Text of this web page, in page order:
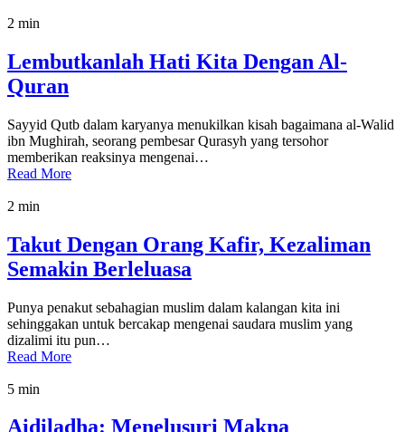
2 min
Lembutkanlah Hati Kita Dengan Al-
Quran
Sayyid Qutb dalam karyanya menukilkan kisah bagaimana al-Walid
ibn Mughirah, seorang pembesar Qurasyh yang tersohor
memberikan reaksinya mengenai…
Read More
2 min
Takut Dengan Orang Kafir, Kezaliman
Semakin Berleluasa
Punya penakut sebahagian muslim dalam kalangan kita ini
sehinggakan untuk bercakap mengenai saudara muslim yang
dizalimi itu pun…
Read More
5 min
Aidiladha: Menelusuri Makna